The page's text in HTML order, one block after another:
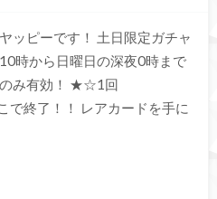
ッピーです！ 土日限定ガチャ
時から日曜日の深夜0時まで
のみ有効！ ★☆1回
終了！！ レアカードを手に